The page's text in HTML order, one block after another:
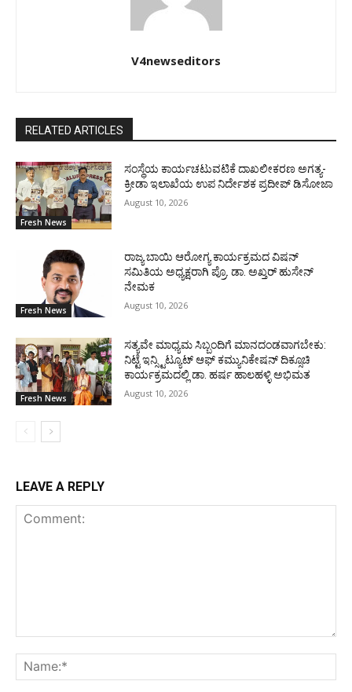
V4newseditors
RELATED ARTICLES
Fresh News
ಸಂಸ್ಥೆಯ ಕಾರ್ಯಚಟುವಟಿಕೆ ದಾಖಲೀಕರಣ ಅಗತ್ಯ-
ಕ್ರೀಡಾ ಇಲಾಖೆಯ ಉಪ ನಿರ್ದೇಶಕ ಪ್ರದೀಪ್ ಡಿಸೋಜಾ
August 10, 2026
Fresh News
ರಾಜ್ಯ ಬಾಯಿ ಆರೋಗ್ಯ ಕಾರ್ಯಕ್ರಮದ ವಿಷನ್
ಸಮಿತಿಯ ಅಧ್ಯಕ್ಷರಾಗಿ ಪ್ರೊ. ಡಾ. ಅಖ್ತರ್ ಹುಸೇನ್
ನೇಮಕ
August 10, 2026
Fresh News
ಸತ್ಯವೇ ಮಾಧ್ಯಮ ಸಿಬ್ಬಂದಿಗೆ ಮಾನದಂಡವಾಗಬೇಕು:
ನಿಟ್ಟೆ ಇನ್ಸ್ಟಿಟ್ಯೂಟ್ ಆಫ್ ಕಮ್ಯುನಿಕೇಷನ್ ದಿಕ್ಸೂಚಿ
ಕಾರ್ಯಕ್ರಮದಲ್ಲಿ ಡಾ. ಹರ್ಷ ಹಾಲಹಳ್ಳಿ ಅಭಿಮತ
August 10, 2026
LEAVE A REPLY